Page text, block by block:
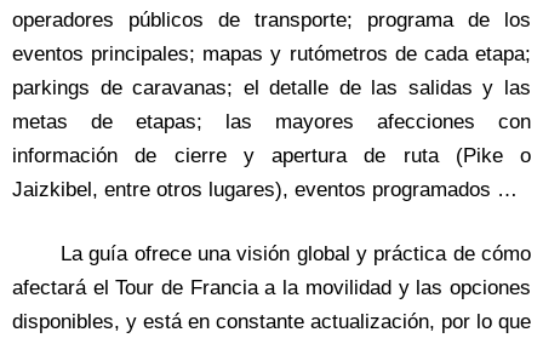
operadores públicos de transporte; programa de los
eventos principales; mapas y rutómetros de cada etapa;
parkings de caravanas; el detalle de las salidas y las
metas de etapas; las mayores afecciones con
información de cierre y apertura de ruta (Pike o
Jaizkibel, entre otros lugares), eventos programados …
La guía ofrece una visión global y práctica de cómo
afectará el Tour de Francia a la movilidad y las opciones
disponibles, y está en constante actualización, por lo que